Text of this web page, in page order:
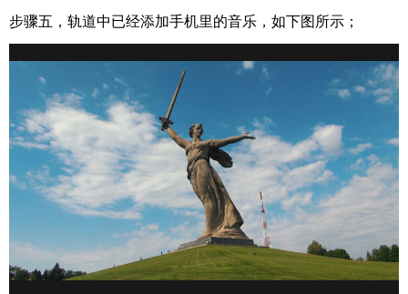
步骤五，轨道中已经添加手机里的音乐，如下图所示；